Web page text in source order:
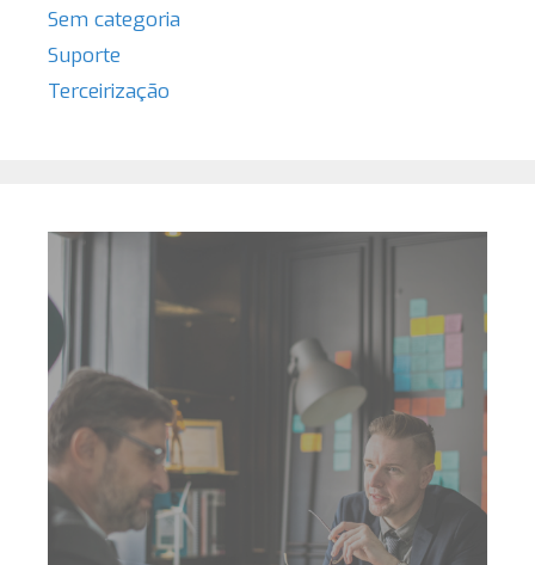
Sem categoria
Suporte
Terceirização